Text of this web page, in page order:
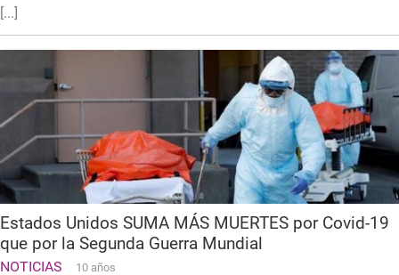
[...]
Estados Unidos SUMA MÁS MUERTES por Covid-19
que por la Segunda Guerra Mundial
NOTICIAS 10 años